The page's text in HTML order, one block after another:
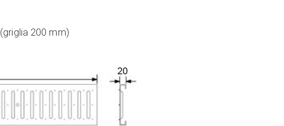
(griglia 200 mm)